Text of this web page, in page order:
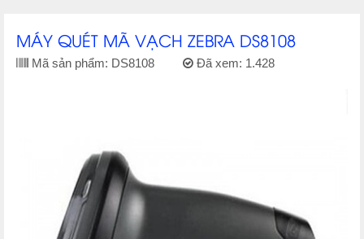
MÁY QUÉT MÃ VẠCH ZEBRA DS8108
Mã sản phẩm: DS8108 Đã xem: 1.428